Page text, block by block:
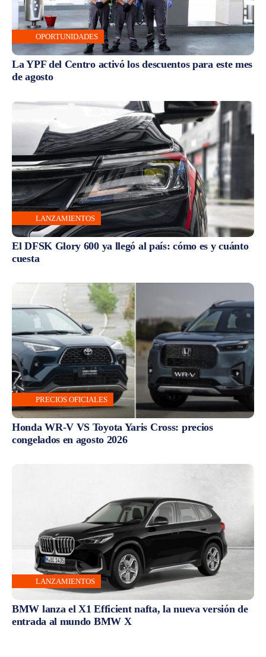
OPORTUNIDADES
La YPF del Centro activó los descuentos para este mes
de agosto
LANZAMIENTOS
El DFSK Glory 600 ya llegó al país: cómo es y cuánto
cuesta
PRECIOS OFICIALES
Honda WR-V VS Toyota Yaris Cross: precios
congelados en agosto 2026
LANZAMIENTOS
BMW lanza el X1 Efficient nafta, la nueva versión de
entrada al mundo BMW X